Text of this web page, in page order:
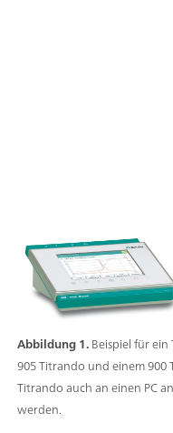
Abbildung 1.Beispiel für
905 Titrando und einem
Titrando auch an einen PC
werden.